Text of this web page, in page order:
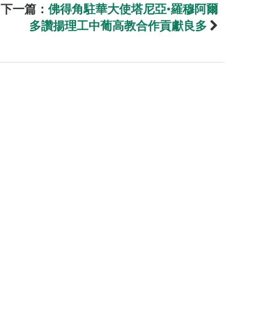
下一篇： 佛得角駐華大使塔尼亞•羅穆阿爾
多讚揚理工中葡高教合作貢獻良多